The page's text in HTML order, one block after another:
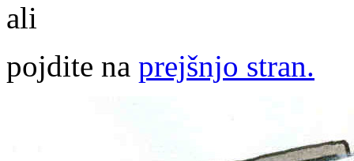
ali
pojdite na prejšnjo stran.